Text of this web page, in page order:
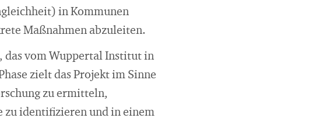
in Kommunen
Maßnahmen abzuleiten.
das vom Wuppertal Institut in
zielt das Projekt im Sinne
zu ermitteln,
zu identifizieren und in einem